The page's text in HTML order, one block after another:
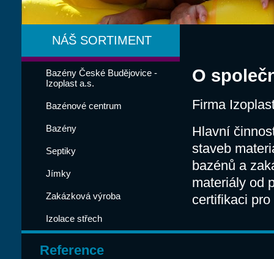
NÁŠ SORTIMENT
Bazény České Budějovice -
Izoplast a.s.
Bazénové centrum
Bazény
Septiky
Jímky
Zakázková výroba
Izolace střech
O
Firma
Hlavní
staveb
bazénů a
materiály od
certifikaci
Reference